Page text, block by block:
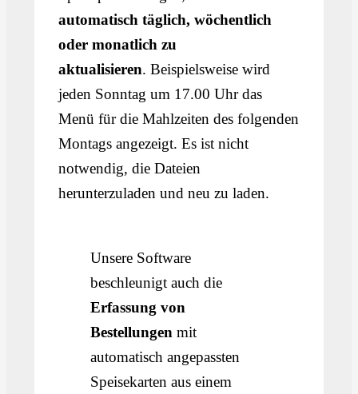
automatisch täglich, wöchentlich
oder monatlich zu
aktualisieren. Beispielsweise wird
jeden Sonntag um 17.00 Uhr das
Menü für die Mahlzeiten des folgenden
Montags angezeigt. Es ist nicht
notwendig, die Dateien
herunterzuladen und neu zu laden.
Unsere Software
beschleunigt auch die
Erfassung von
Bestellungen mit
automatisch angepassten
Speisekarten aus einem